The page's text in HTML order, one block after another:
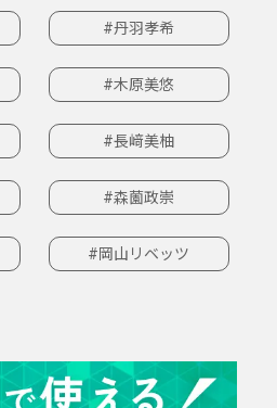
#丹羽孝希
#木原美悠
#長﨑美柚
#森薗政崇
#岡山リベッツ